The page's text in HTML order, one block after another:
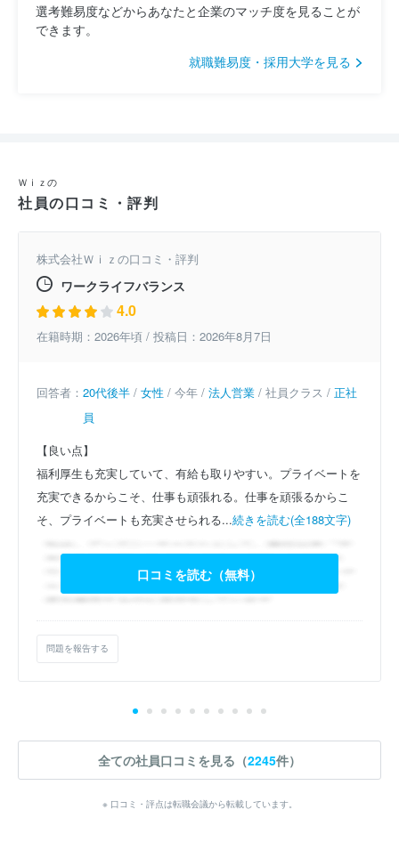
選考難易度などからあなたと企業のマッチ度を見ることが
できます。
就職難易度・採用大学を見る
Ｗｉｚの
社員の口コミ・評判
株式会社Ｗｉｚの口コミ・評判
ワークライフバランス
4.0
在籍時期：2026年頃 / 投稿日：2026年8月7日
回答者： 20代後半 / 女性 / 今年 / 法人営業 / 社員クラス / 正社
員
【良い点】
福利厚生も充実していて、有給も取りやすい。プライベートを
充実できるからこそ、仕事も頑張れる。仕事を頑張るからこ
そ、プライベートも充実させられる...続きを読む(全188文字)
口コミを読む（無料）
問題を報告する
全ての社員口コミを見る（2245件）
※ 口コミ・評点は転職会議から転載しています。